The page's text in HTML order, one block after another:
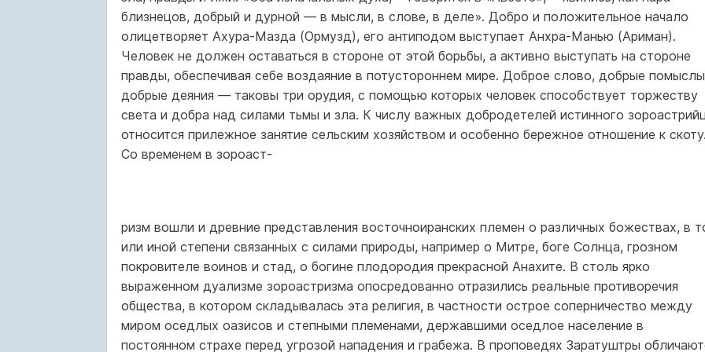
близнецов, добрый и дурной — в мысли, в слове, в деле». Добро и положительное начало
олицетворяет Ахура-Мазда (Ормузд), его антиподом выступает Анхра-Манью (Ариман).
Человек не должен оставаться в стороне от этой борьбы, а активно выступать на стороне
правды, обеспечивая себе воздаяние в потустороннем мире. Доброе слово, добрые
добрые деяния — таковы три орудия, с помощью которых человек способствует торжеству
света и добра над силами тьмы и зла. К числу важных добродетелей истинного
относится прилежное занятие сельским хозяйством и особенно бережное отношение к скоту.
Со временем в зороаст-
ризм вошли и древние представления восточноиранских племен о различных божествах, в
или иной степени связанных с силами природы, например о Митре, боге Солнца, грозном
покровителе воинов и стад, о богине плодородия прекрасной Анахите. В столь ярко
выраженном дуализме зороастризма опосредованно отразились реальные противоречия
общества, в котором складывалась эта религия, в частности острое соперничество между
миром оседлых оазисов и степными племенами, державшими оседлое население в
постоянном страхе перед угрозой нападения и грабежа. В проповедях Заратуштры